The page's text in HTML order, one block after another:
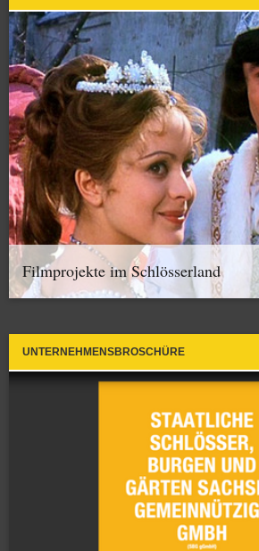
Filmprojekte im Schlösserland
UNTERNEHMENSBROSCHÜRE